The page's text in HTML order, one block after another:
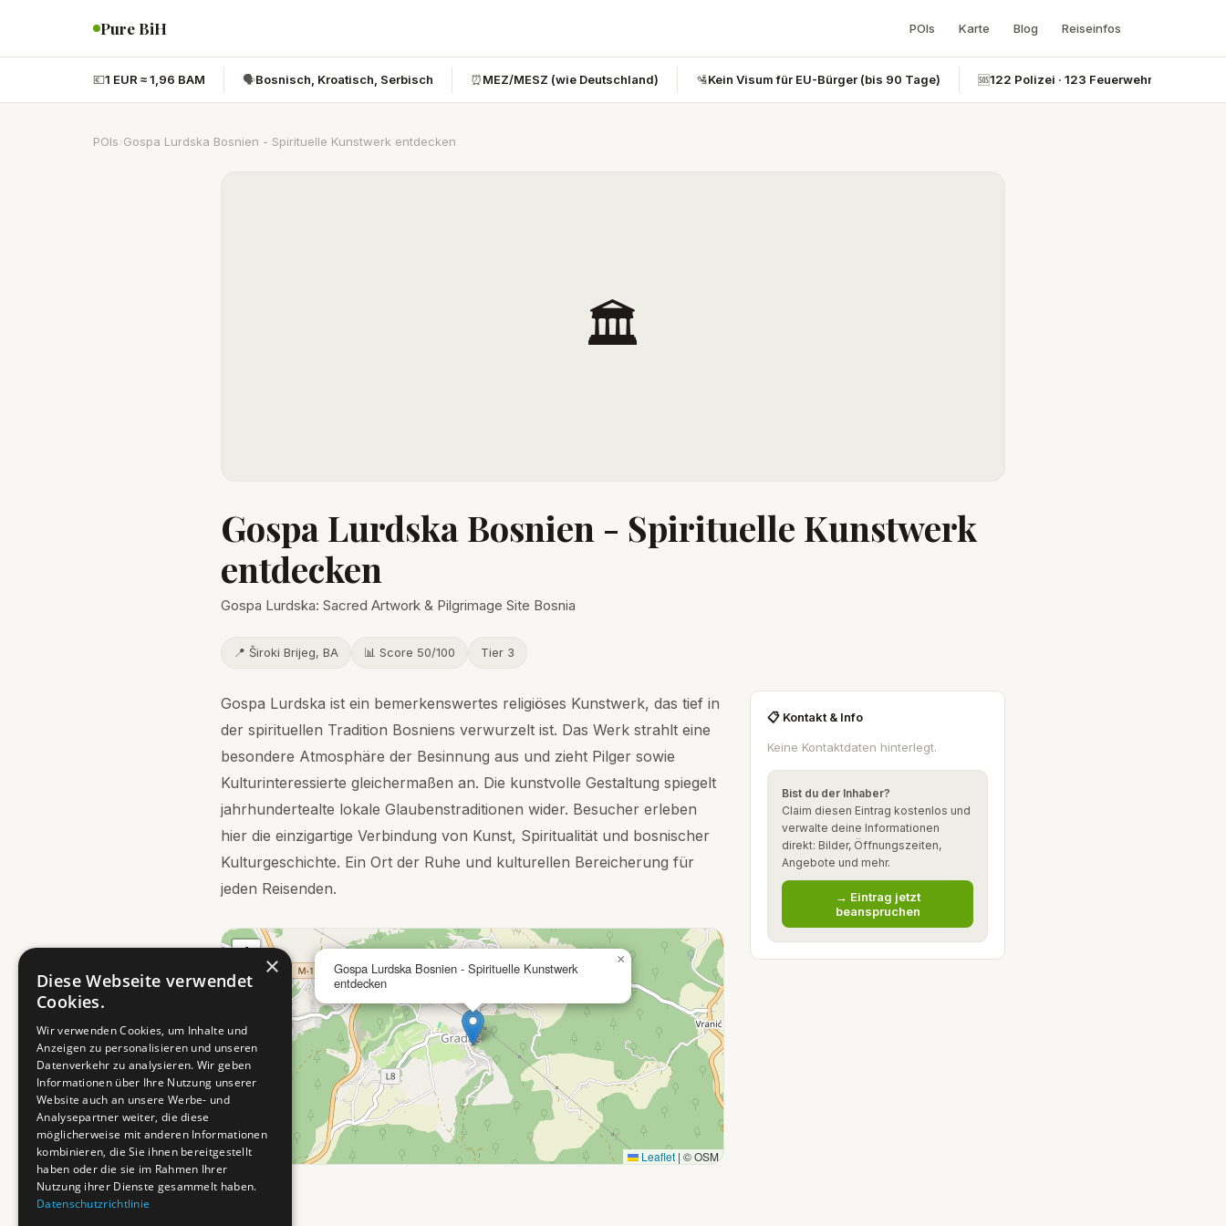
Pure BiH POIs Karte Blog Reiseinfos
💶1 EUR ≈ 1,96 BAM 🗣️Bosnisch, Kroatisch, Serbisch ⏰MEZ/MESZ (wie Deutschland) 🛂Kein Visum für EU-Bürger (bis 90 Tage) 🆘122 Polizei · 123 Feuerwehr · 124
POIs Gospa Lurdska Bosnien - Spirituelle Kunstwerk entdecken
🏛️
Gospa Lurdska Bosnien - Spirituelle Kunstwerk
entdecken
Gospa Lurdska: Sacred Artwork & Pilgrimage Site Bosnia
📍 Široki Brijeg, BA 📊 Score 50/100 Tier 3
Gospa Lurdska ist ein bemerkenswertes religiöses Kunstwerk, das tief in
der spirituellen Tradition Bosniens verwurzelt ist. Das Werk strahlt eine
besondere Atmosphäre der Besinnung aus und zieht Pilger sowie
Kulturinteressierte gleichermaßen an. Die kunstvolle Gestaltung spiegelt
jahrhundertealte lokale Glaubenstraditionen wider. Besucher erleben
hier die einzigartige Verbindung von Kunst, Spiritualität und bosnischer
Kulturgeschichte. Ein Ort der Ruhe und kulturellen Bereicherung für
jeden Reisenden.
Gospa Lurdska Bosnien - Spirituelle Kunstwerk
entdecken
×
+
−
Leaflet | © OSM
📋 Kontakt & Info
Keine Kontaktdaten hinterlegt.
Bist du der Inhaber?
Claim diesen Eintrag kostenlos und
verwalte deine Informationen
direkt: Bilder, Öffnungszeiten,
Angebote und mehr.
→ Eintrag jetzt
beanspruchen
×
Diese Webseite verwendet
Cookies.
Wir verwenden Cookies, um Inhalte und
Anzeigen zu personalisieren und unseren
Datenverkehr zu analysieren. Wir geben
Informationen über Ihre Nutzung unserer
Website auch an unsere Werbe- und
Analysepartner weiter, die diese
möglicherweise mit anderen Informationen
kombinieren, die Sie ihnen bereitgestellt
haben oder die sie im Rahmen Ihrer
Nutzung ihrer Dienste gesammelt haben.
Datenschutzrichtlinie